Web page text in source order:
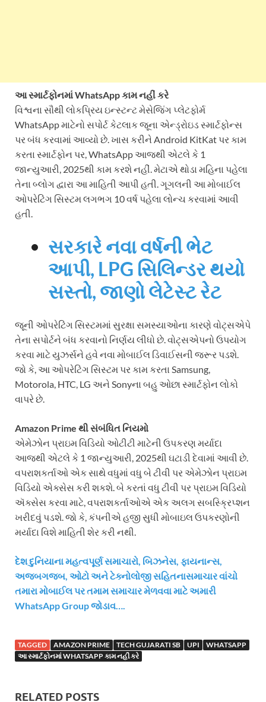
આ સ્માર્ટફોનમાં WhatsApp કામ નહીં કરે
વિશ્વના સૌથી લોકપ્રિય ઇન્સ્ટન્ટ મેસેજિંગ પ્લેટફોર્મ
WhatsApp માટેનો સપોર્ટ કેટલાક જૂના એન્ડ્રોઇડ સ્માર્ટફોન્સ
પર બંધ કરવામાં આવ્યો છે. ખાસ કરીને Android KitKat પર કામ
કરતા સ્માર્ટફોન પર, WhatsApp આજથી એટલે કે 1
જાન્યુઆરી, 2025થી કામ કરશે નહીં. મેટાએ થોડા મહિના પહેલા
તેના બ્લોગ દ્વારા આ માહિતી આપી હતી. ગૂગલની આ મોબાઈલ
ઓપરેટિંગ સિસ્ટમ લગભગ 10 વર્ષ પહેલા લોન્ચ કરવામાં આવી
હતી.
સરકારે નવા વર્ષની ભેટ
આપી, LPG સિલિન્ડર થયો
સસ્તો, જાણો લેટેસ્ટ રેટ
જૂની ઓપરેટિંગ સિસ્ટમમાં સુરક્ષા સમસ્યાઓના કારણે વોટ્સએપે
તેના સપોર્ટને બંધ કરવાનો નિર્ણય લીધો છે. વોટ્સએપનો ઉપયોગ
કરવા માટે યુઝર્સને હવે નવા મોબાઈલ ડિવાઈસની જરૂર પડશે.
જો કે, આ ઓપરેટિંગ સિસ્ટમ પર કામ કરતા Samsung,
Motorola, HTC, LG અને Sonyના બહુ ઓછા સ્માર્ટફોન લોકો
વાપરે છે.
Amazon Prime થી સંબંધિત નિયમો
એમેઝોન પ્રાઇમ વિડિયો ઓટીટી માટેની ઉપકરણ મર્યાદા
આજથી એટલે કે 1 જાન્યુઆરી, 2025થી ઘટાડી દેવામાં આવી છે.
વપરાશકર્તાઓ એક સાથે વધુમાં વધુ બે ટીવી પર એમેઝોન પ્રાઇમ
વિડિયો એક્સેસ કરી શકશે. બે કરતાં વધુ ટીવી પર પ્રાઇમ વિડિયો
ઍક્સેસ કરવા માટે, વપરાશકર્તાઓએ એક અલગ સબસ્ક્રિપ્શન
ખરીદવું પડશે. જો કે, કંપનીએ હજી સુધી મોબાઇલ ઉપકરણોની
મર્યાદા વિશે માહિતી શેર કરી નથી.
દેશ દુનિયાના મહત્વપૂર્ણ સમાચારો, બિઝનેસ, ફાયનાન્સ,
અજબગજબ, ઓટો અને ટેક્નોલોજી સહિતનાસમાચાર વાંચો
તમારા મોબાઈલ પર તમામ સમાચાર મેળવવા માટે અમારી
WhatsApp Group જોડાવ….
TAGGED AMAZON PRIME TECH GUJARATI SB UPI
WHATSAPP
આ સ્માર્ટફોનમાં WHATSAPP કામ નહીં કરે
RELATED POSTS